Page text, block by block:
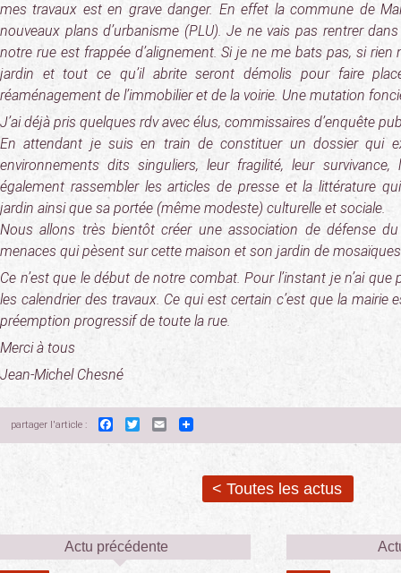
mes travaux est en grave danger. En effet la commune de
nouveaux plans d’urbanisme (PLU). Je ne vais pas rentrer
notre rue est frappée d’alignement. Si je ne me bats pas, si rien
jardin et tout ce qu’il abrite seront démolis pour faire
réaménagement de l’immobilier et de la voirie. Une mutation
J’ai déjà pris quelques rdv avec élus, commissaires d’enquête
En attendant je suis en train de constituer un dossier qui
environnements dits singuliers, leur fragilité, leur
également rassembler les articles de presse et la littérature
jardin ainsi que sa portée (même modeste) culturelle et sociale.
Nous allons très bientôt créer une association de défense
menaces qui pèsent sur cette maison et son jardin de
Ce n’est que le début de notre combat. Pour l’instant je n’ai que
les calendrier des travaux. Ce qui est certain c’est que la mairie
préemption progressif de toute la rue.
Merci à tous
Jean-Michel Chesné
partager l'article : Facebook
TwitterEmail
< Toutes les actus
Actu précédente